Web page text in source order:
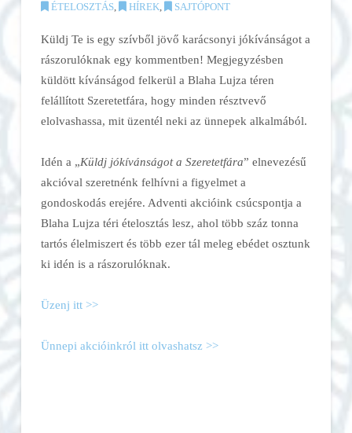
ÉTELOSZTÁS, HÍREK, SAJTÓPONT
Küldj Te is egy szívből jövő karácsonyi jókívánságot a
rászorulóknak egy kommentben! Megjegyzésben
küldött kívánságod felkerül a Blaha Lujza téren
felállított Szeretetfára, hogy minden résztvevő
elolvashassa, mit üzentél neki az ünnepek alkalmából.
Idén a „Küldj jókívánságot a Szeretetfára” elnevezésű
akcióval szeretnénk felhívni a figyelmet a
gondoskodás erejére. Adventi akcióink csúcspontja a
Blaha Lujza téri ételosztás lesz, ahol több száz tonna
tartós élelmiszert és több ezer tál meleg ebédet osztunk
ki idén is a rászorulóknak.
Üzenj itt >>
Ünnepi akcióinkról itt olvashatsz >>